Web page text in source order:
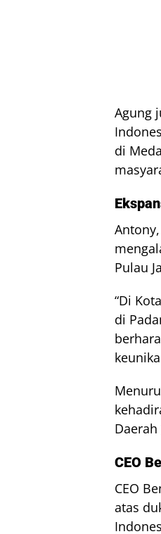
Agung
di
Pulau
“Di
di
CEO
CEO
atas